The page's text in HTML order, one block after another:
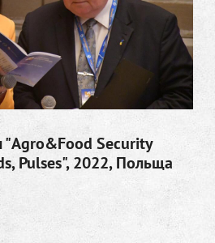
Security
Pulses", 2022, Польща